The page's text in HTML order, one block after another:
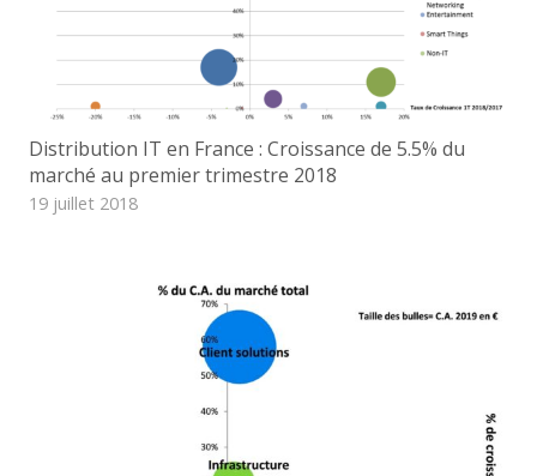
Distribution IT en France : Croissance de 5.5% du
marché au premier trimestre 2018
19 juillet 2018